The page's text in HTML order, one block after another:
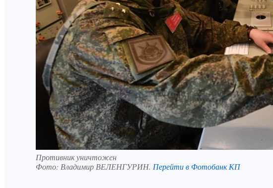
Противник уничтожен
Фото: Владимир ВЕЛЕНГУРИН. Перейти в Фотобанк КП